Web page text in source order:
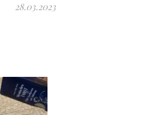
28.03.2023